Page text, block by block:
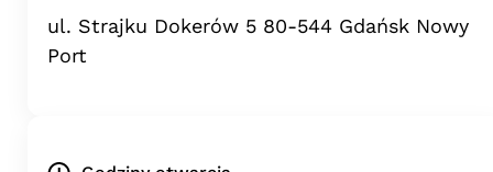
ul. Strajku Dokerów 5 80-544 Gdańsk Nowy
Port